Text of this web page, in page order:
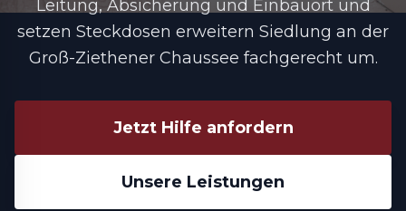
Leitung, Absicherung und Einbauort und
setzen Steckdosen erweitern Siedlung an der
Groß-Ziethener Chaussee fachgerecht um.
Jetzt Hilfe anfordern
Unsere Leistungen